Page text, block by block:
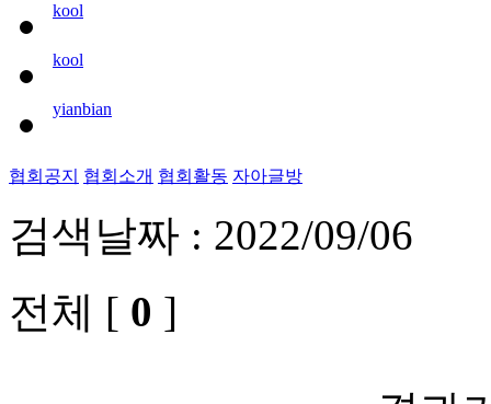
kool
kool
yianbian
협회공지 협회소개 협회활동 자아글방
검색날짜 : 2022/09/06
전체 [ 0 ]